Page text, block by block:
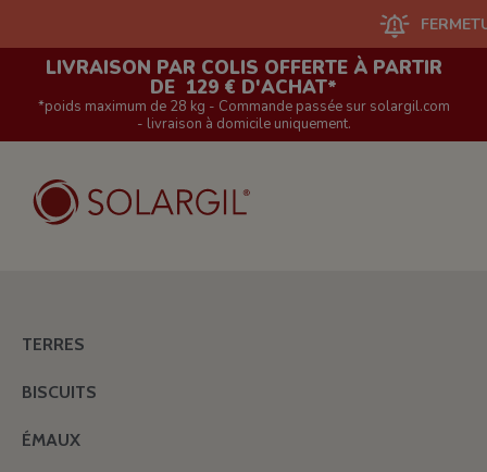
FERMETURE
LIVRAISON PAR COLIS OFFERTE À PARTIR
DE 129 € D'ACHAT*
*poids maximum de 28 kg - Commande passée sur solargil.com
- livraison à domicile uniquement.
TERRES
BISCUITS
ÉMAUX